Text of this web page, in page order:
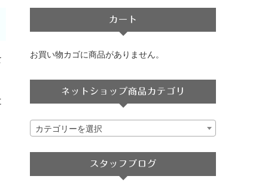
カート
お買い物カゴに商品がありません。
ネットショップ商品カテゴリ
カテゴリーを選択
スタッフブログ